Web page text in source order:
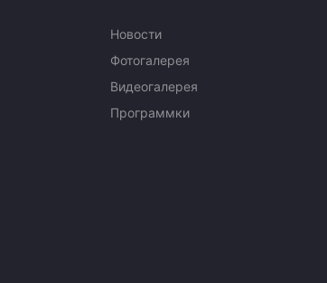
Новости
Фотогалерея
Видеогалерея
Программки